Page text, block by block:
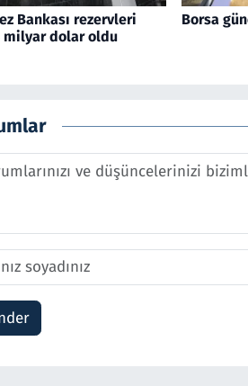
Bankası rezervleri
milyar dolar oldu
Borsa